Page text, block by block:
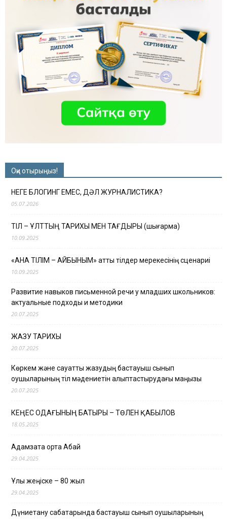
Оқи отырыңыз!
НЕГЕ БЛОГИНГ ЕМЕС, ДӘЛ ЖУРНАЛИСТИКА?
05.07.2026
ТІЛ – ҰЛТТЫҢ ТАРИХЫ МЕН ТАҒДЫРЫ (шығарма)
10.09.2025
«АНА ТІЛІМ – АЙБЫНЫМ» атты тілдер мерекесінің сценариі
10.09.2025
Развитие навыков письменной речи у младших школьников:
актуальные подходы и методики
20.07.2025
ЖАЗУ ТАРИХЫ
20.07.2025
Көркем және сауатты жазудың бастауыш сынып
оқушыларының тіл мәдениетін қалыптастырудағы маңызы
20.07.2025
КЕҢЕС ОДАҒЫНЫҢ БАТЫРЫ – ТӨЛЕН ҚАБЫЛОВ
18.05.2025
Адамзатқа ортақ Абай
29.04.2025
Ұлы жеңіске – 80 жыл
29.04.2025
Дүниетану сабақтарында бастауыш сынып оқушыларының